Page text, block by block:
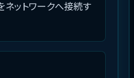
ットワークへ接続す